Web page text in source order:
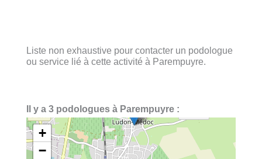
Liste non exhaustive pour contacter un podologue
ou service lié à cette activité à Parempuyre.
Il y a 3 podologues à Parempuyre :
+
−